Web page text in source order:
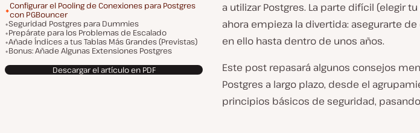
Configurar el Pooling de Conexiones para Postgres
con PGBouncer
Seguridad Postgres para Dummies
Prepárate para los Problemas de Escalado
Añade Índices a tus Tablas Más Grandes (Previstas)
Bonus: Añade Algunas Extensiones Postgres
Descargar el artículo en PDF
a utilizar Postgres. La parte difícil (elegir
ahora empieza la divertida: asegurarte
en ello hasta dentro de unos años.
Este post repasará algunos consejos
Postgres a largo plazo, desde el
principios básicos de seguridad,